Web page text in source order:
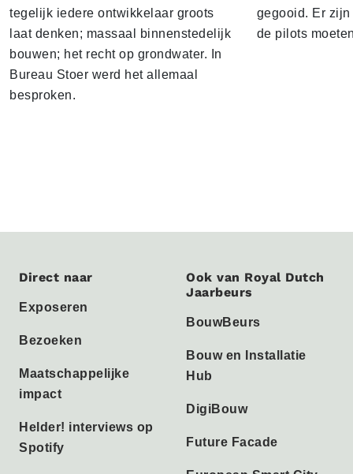
tegelijk iedere ontwikkelaar groots
laat denken; massaal binnenstedelijk
bouwen; het recht op grondwater. In
Bureau Stoer werd het allemaal
besproken.
gegooid. Er
de pilots
Direct naar
Exposeren
Bezoeken
Maatschappelijke
impact
Helder! interviews op
Spotify
Ook van Royal Dutch
Jaarbeurs
BouwBeurs
Bouw en Installatie
Hub
DigiBouw
Future Facade